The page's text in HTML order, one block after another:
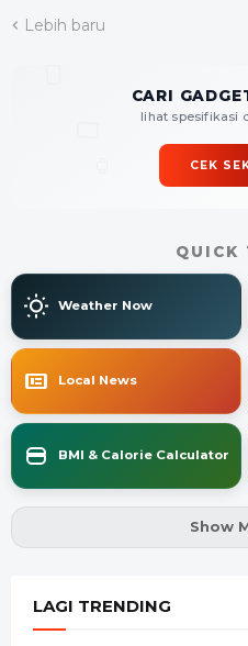
Lebih baru
CARI
lihat spesifikasi
CEK
QUICK
Weather Now
Local News
BMI & Calorie Calculator
Show
LAGI TRENDING